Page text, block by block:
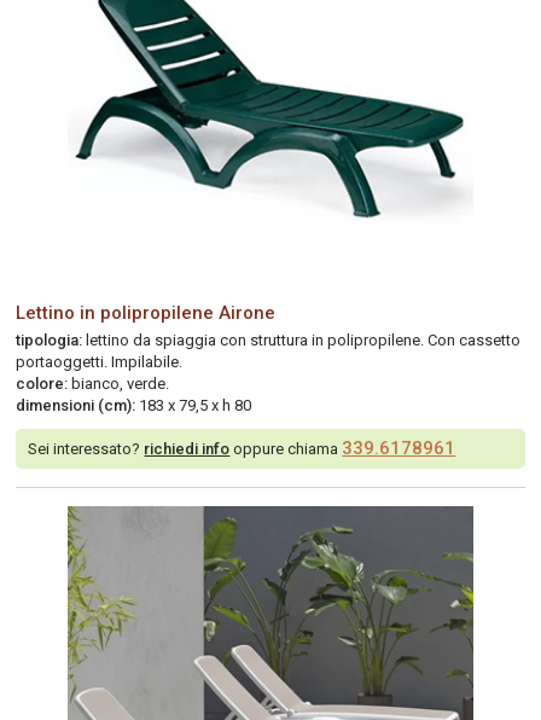
Lettino in polipropilene Airone
tipologia: lettino da spiaggia con struttura in polipropilene. Con cassetto
portaoggetti. Impilabile.
colore: bianco, verde.
dimensioni (cm): 183 x 79,5 x h 80
Sei interessato? richiedi info oppure chiama 339.6178961